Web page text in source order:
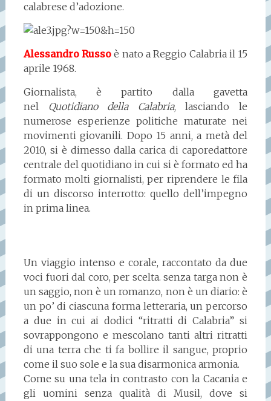
calabrese d’adozione.
Alessandro Russo è nato a Reggio Calabria il 15
aprile 1968.
Giornalista, è partito dalla gavetta
nel Quotidiano della Calabria, lasciando le
numerose esperienze politiche maturate nei
movimenti giovanili. Dopo 15 anni, a metà del
2010, si è dimesso dalla carica di caporedattore
centrale del quotidiano in cui si è formato ed ha
formato molti giornalisti, per riprendere le fila
di un discorso interrotto: quello dell’impegno
in prima linea.
Un viaggio intenso e corale, raccontato da due
voci fuori dal coro, per scelta. senza targa non è
un saggio, non è un romanzo, non è un diario: è
un po’ di ciascuna forma letteraria, un percorso
a due in cui ai dodici “ritratti di Calabria” si
sovrappongono e mescolano tanti altri ritratti
di una terra che ti fa bollire il sangue, proprio
come il suo sole e la sua disarmonica armonia.
Come su una tela in contrasto con la Cacania e
gli uomini senza qualità di Musil, dove si